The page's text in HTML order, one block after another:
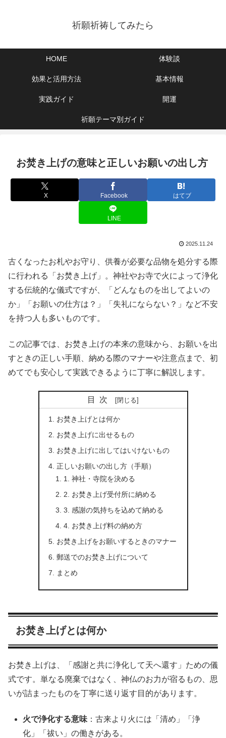
祈願祈祷してみたら
HOME 体験談
効果と活用方法 基本情報
実践ガイド 開運
祈願テーマ別ガイド
お焚き上げの意味と正しいお願いの出し方
X Facebook はてブ
LINE
2025.11.24
古くなったお札やお守り、供養が必要な品物を処分する際
に行われる「お焚き上げ」。神社やお寺で火によって浄化
する伝統的な儀式ですが、「どんなものを出してよいの
か」「お願いの仕方は？」「失礼にならない？」など不安
を持つ人も多いものです。
この記事では、お焚き上げの本来の意味から、お願いを出
すときの正しい手順、納める際のマナーや注意点まで、初
めてでも安心して実践できるように丁寧に解説します。
目次
お焚き上げとは何か
お焚き上げに出せるもの
お焚き上げに出してはいけないもの
正しいお願いの出し方（手順）
1. 神社・寺院を決める
2. お焚き上げ受付所に納める
3. 感謝の気持ちを込めて納める
4. お焚き上げ料の納め方
お焚き上げをお願いするときのマナー
郵送でのお焚き上げについて
まとめ
お焚き上げとは何か
お焚き上げは、「感謝と共に浄化して天へ還す」ための儀
式です。単なる廃棄ではなく、神仏のお力が宿るもの、思
いが詰まったものを丁寧に送り返す目的があります。
火で浄化する意味 ：古来より火には「清め」「浄
化」「祓い」の働きがある。